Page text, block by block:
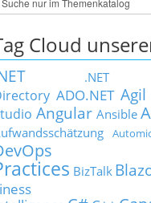
Cloud
.NET
ADO.NET Agil
Angular Ansible
BizTalk